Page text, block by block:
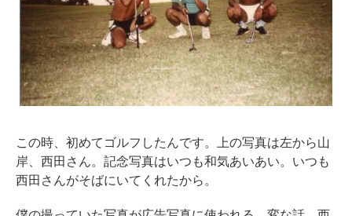
この時、初めてゴルフしたんです。上の写真は左から山
岸、西田さん。記念写真はいつも和気あいあい。いつも
西田さんがそばにいてくれたから。